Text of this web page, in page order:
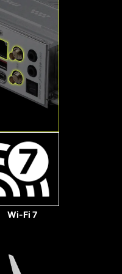
si les
de rotation et
L'hystérésis
de tourner
d'assurer à
silencieux,
Wi-Fi 7
plus
128
totale sera